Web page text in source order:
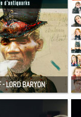
LORD BARYON